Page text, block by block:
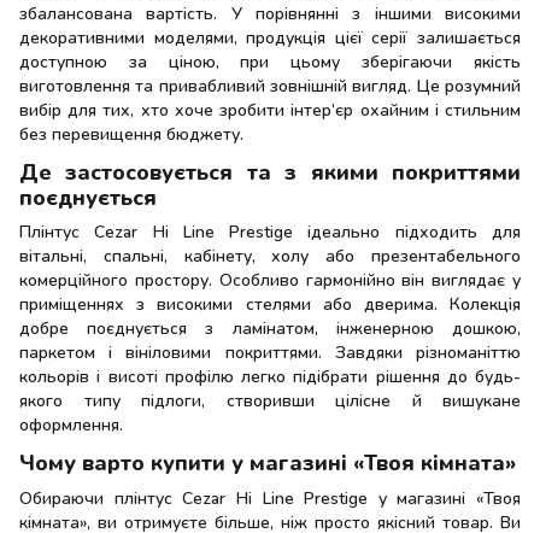
збалансована вартість. У порівнянні з іншими високими
декоративними моделями, продукція цієї серії залишається
доступною за ціною, при цьому зберігаючи якість
виготовлення та привабливий зовнішній вигляд. Це розумний
вибір для тих, хто хоче зробити інтер’єр охайним і стильним
без перевищення бюджету.
Де застосовується та з якими покриттями
поєднується
Плінтус Cezar Hi Line Prestige ідеально підходить для
вітальні, спальні, кабінету, холу або презентабельного
комерційного простору. Особливо гармонійно він виглядає у
приміщеннях з високими стелями або дверима. Колекція
добре поєднується з ламінатом, інженерною дошкою,
паркетом і вініловими покриттями. Завдяки різноманіттю
кольорів і висоті профілю легко підібрати рішення до будь-
якого типу підлоги, створивши цілісне й вишукане
оформлення.
Чому варто купити у магазині «Твоя кімната»
Обираючи плінтус Cezar Hi Line Prestige у магазині «Твоя
кімната», ви отримуєте більше, ніж просто якісний товар. Ви